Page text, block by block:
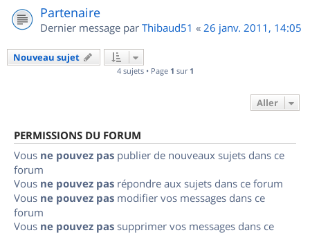
Partenaire
Dernier message par Thibaud51 « 26 janv. 2011, 14:05
Nouveau sujet
4 sujets • Page 1 sur 1
Aller
PERMISSIONS DU FORUM
Vous ne pouvez pas publier de nouveaux sujets dans ce
forum
Vous ne pouvez pas répondre aux sujets dans ce forum
Vous ne pouvez pas modifier vos messages dans ce
forum
Vous ne pouvez pas supprimer vos messages dans ce